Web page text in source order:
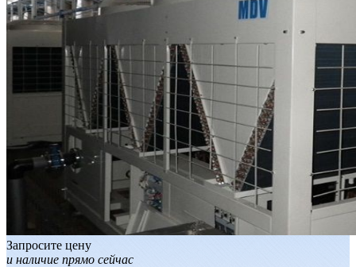
Запросите цену
и наличие прямо сейчас